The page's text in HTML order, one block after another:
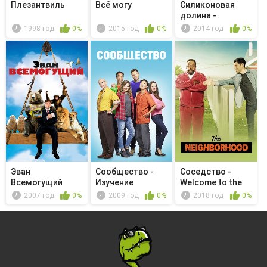
Плезантвиль
1998 год 0%
Всё могу
2015 год 0%
Силиконовая
долина -
Воронка Кинана
2014 год 0%
Эван
Всемогущий
2007 год 0%
Сообщество -
Изучение
войлочных кукол
2009 год 0%
Соседство -
Welcome to the
Repipe2018 год 0%